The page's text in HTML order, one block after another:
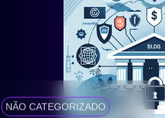
NÃO CATEGORIZADO